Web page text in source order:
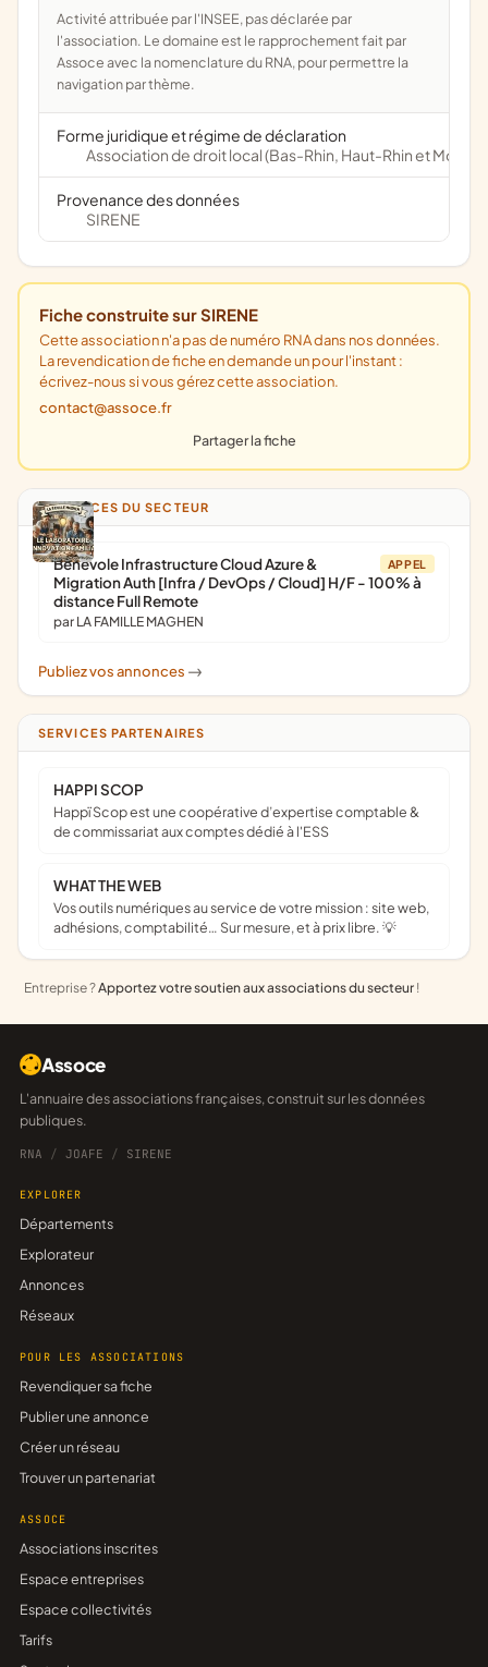
Activité attribuée par l'INSEE, pas déclarée par
l'association. Le domaine est le rapprochement fait par
Assoce avec la nomenclature du RNA, pour permettre la
navigation par thème.
Forme juridique et régime de déclaration
Association de droit local (Bas-Rhin, Haut-Rhin et
Provenance des données
SIRENE
Fiche construite sur SIRENE
Cette association n'a pas de numéro RNA dans nos données.
La revendication de fiche en demande un pour l'instant :
écrivez-nous si vous gérez cette association.
contact@assoce.fr
Partager la fiche
ANNONCES DU SECTEUR
APPEL
Bénévole Infrastructure Cloud Azure &
Migration Auth [Infra / DevOps / Cloud] H/F - 100% à
distance Full Remote
par LA FAMILLE MAGHEN
Publiez vos annonces ->
SERVICES PARTENAIRES
HAPPI SCOP
Happï Scop est une coopérative d’expertise comptable &
de commissariat aux comptes dédié à l'ESS
WHAT THE WEB
Vos outils numériques au service de votre mission : site web,
adhésions, comptabilité… Sur mesure, et à prix libre. 💡
Entreprise ?Apportez votre soutien aux associations du secteur !
Assoce
L'annuaire des associations françaises, construit sur les données
publiques.
RNA / JOAFE / SIRENE
EXPLORER
Départements
Explorateur
Annonces
Réseaux
POUR LES ASSOCIATIONS
Revendiquer sa fiche
Publier une annonce
Créer un réseau
Trouver un partenariat
ASSOCE
Associations inscrites
Espace entreprises
Espace collectivités
Tarifs